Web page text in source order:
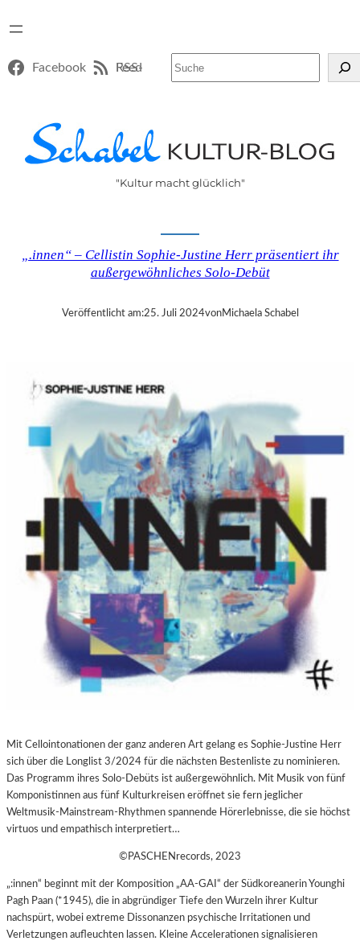
Facebook RSS-Feed
"Kultur macht glücklich"
„.innen“ – Cellistin Sophie-Justine Herr präsentiert ihr
außergewöhnliches Solo-Debüt
Veröffentlicht am:25. Juli 2024vonMichaela Schabel
Mit Cellointonationen der ganz anderen Art gelang es Sophie-Justine Herr
sich über die Longlist 3/2024 für die nächsten Bestenliste zu nominieren.
Das Programm ihres Solo-Debüts ist außergewöhnlich. Mit Musik von fünf
Komponistinnen aus fünf Kulturkreisen eröffnet sie fern jeglicher
Weltmusik-Mainstream-Rhythmen spannende Hörerlebnisse, die sie höchst
virtuos und empathisch interpretiert…
©PASCHENrecords, 2023
„:innen“ beginnt mit der Komposition „AA-GAI“ der Südkoreanerin Younghi
Pagh Paan (*1945), die in abgründiger Tiefe den Wurzeln ihrer Kultur
nachspürt, wobei extreme Dissonanzen psychische Irritationen und
Verletzungen aufleuchten lassen. Kleine Accelerationen signalisieren